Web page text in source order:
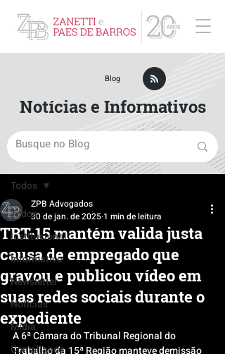
Post
Todos
Institucional
Informativo
Newsletter
Notícias
Mídia
Compliance
Todos
TRT-15 mantém valida justa
causa de empregado que
gravou e publicou vídeo em
suas redes sociais durante o
expediente
ZPB Advogados
30 de jan. de 2025 1 min de leitura
A 6ª Câmara do Tribunal Regional do
Trabalho da 15ª Região manteve demissão
Blog
Notícias e Informativos